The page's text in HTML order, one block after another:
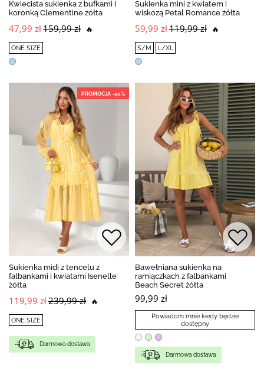
Kwiecista sukienka z bufkami i
koronką Clementine żółta
47,99 zł159,99 zł 🔥
ONE SIZE
Sukienka mini z kwiatem i
wiskozą Petal Romance żółta
59,99 zł119,99 zł 🔥
S/M L/XL
PROMOCJA -50%
Sukienka midi z tencelu z
falbankami i kwiatami Isenelle
żółta
119,99 zł239,99 zł 🔥
ONE SIZE
Darmowa dostawa
Bawełniana sukienka na
ramiączkach z falbankami
Beach Secret żółta
99,99 zł
Powiadom mnie kiedy będzie
dostępny
Darmowa dostawa